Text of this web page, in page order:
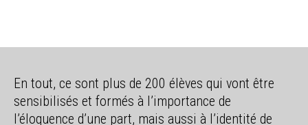
En tout, ce sont plus de 200 élèves qui vont être
sensibilisés et formés à l’importance de
l’éloquence d’une part, mais aussi à l’identité de